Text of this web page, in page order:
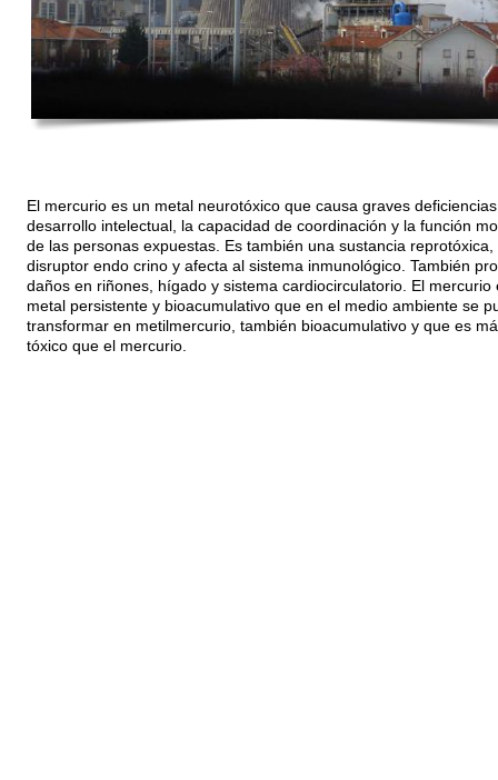
El mercurio es un metal neurotóxico que causa graves
desarrollo intelectual, la capacidad de coordinación y la función
de las personas expuestas. Es también una sustancia reprotóxica,
disruptor endo crino y afecta al sistema inmunológico. También
daños en riñones, hígado y sistema cardiocirculatorio. El mercurio
metal persistente y bioacumulativo que en el medio ambiente se
transformar en metilmercurio, también bioacumulativo y que es
tóxico que el mercurio.